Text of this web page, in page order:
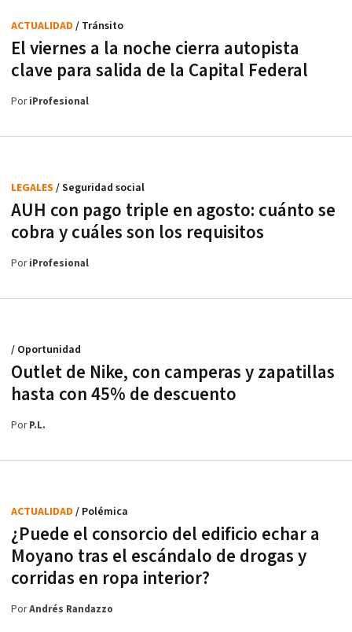
El viernes a la noche cierra autopista
clave para salida de la Capital Federal
ACTUALIDAD / Tránsito
PoriProfesional
AUH con pago triple en agosto: cuánto se
cobra y cuáles son los requisitos
LEGALES / Seguridad social
PoriProfesional
Outlet de Nike, con camperas y zapatillas
hasta con 45% de descuento
/ Oportunidad
PorP.L.
¿Puede el consorcio del edificio echar a
Moyano tras el escándalo de drogas y
corridas en ropa interior?
ACTUALIDAD / Polémica
PorAndrés Randazzo